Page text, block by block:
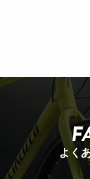
よく